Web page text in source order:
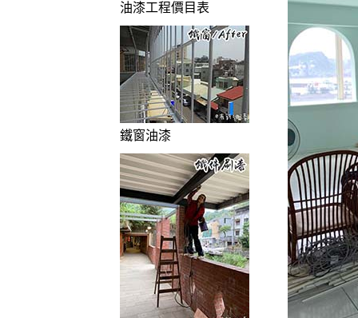
油漆工程價目表
鐵窗油漆